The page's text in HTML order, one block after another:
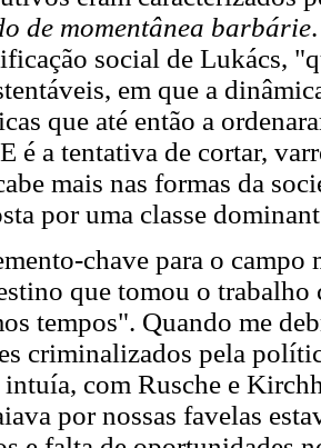
de momentânea barbárie
social de Lukács,
em que a
que até então a
é a tentativa de cortar,
mais nas formas da
por uma classe
chave para o
que tomou o trabalho
tempos". Quando me
criminalizados pela
intuía, com Rusche e
por nossas favelas